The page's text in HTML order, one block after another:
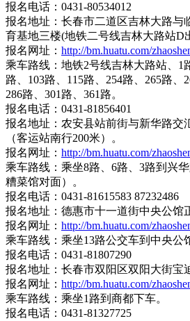
报名电话：0431-80534012
报名地址：长春市二道区吉林大路与
育基地三楼(地铁二号线吉林大路站D
报名网址： http://bm.huatu.com/
乘车路线：地铁2号线吉林大路站、1
路、103路、115路、254路、265路、
286路、301路、361路。
报名电话：0431-81856401
报名地址：农安县站前街与新华路交
（客运站南行200米）。
报名网址： http://bm.huatu.com/
乘车路线：乘坐8路、6路、3路到兴
糟菜馆对面）。
报名电话：0431-81615583 87232486
报名地址：德惠市十一道街中央公馆
报名网址： http://bm.huatu.com/
乘车路线：乘坐13路公交车到中央公
报名电话：0431-81807290
报名地址：长春市双阳区双阳大街宝
报名网址： http://bm.huatu.com/
乘车路线：乘坐1路到商都下车。
报名电话：0431-81327725